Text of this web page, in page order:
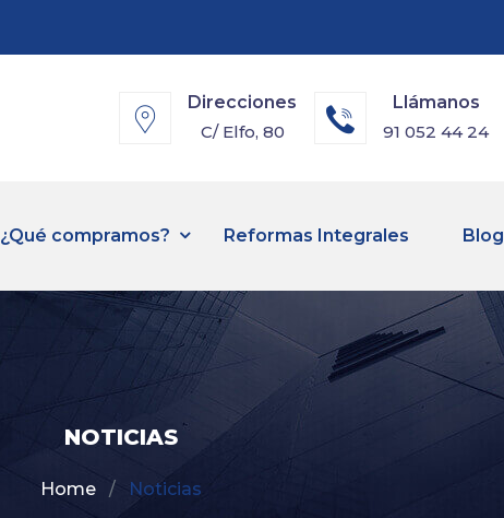
Direcciones
C/ Elfo, 80
Llámanos
91 052 44 24
¿Qué compramos? Reformas Integrales Blog
NOTICIAS
Home Noticias